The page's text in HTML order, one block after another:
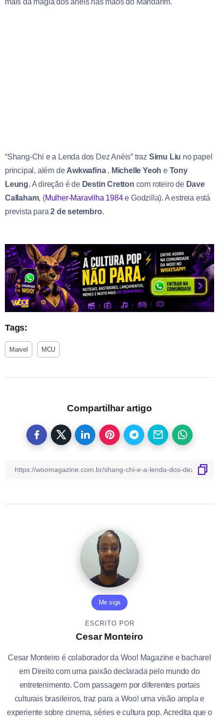
“Shang-Chi e a Lenda dos Dez Anéis” traz Simu Liu no papel
principal, além de Awkwafina, Michelle Yeoh e Tony
Leung. A direção é de Destin Cretton com roteiro de Dave
Callaham, (Mulher-Maravilha 1984 e Godzilla). A estreia está
prevista para2 de setembro.
Tags:
Marvel MCU
Compartilhar artigo
Me siga
ESCRITO POR
Cesar Monteiro
Cesar Monteiro é colaborador da Woo! Magazine e bacharel
em Direito com uma paixão declarada pelo mundo do
entretenimento. Com passagem por diferentes portais
culturais brasileiros, traz para a Woo! uma visão ampla e
experiente sobre cinema, séries e cultura pop. Acredita que o